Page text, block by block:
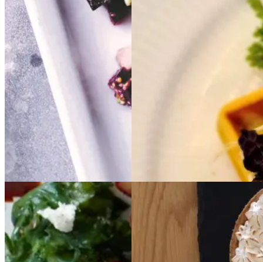
Gem opskrift
Dansk mad
Frokost
og